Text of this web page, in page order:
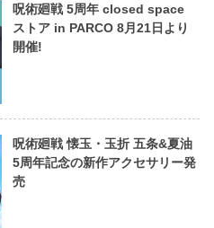
呪術廻戦 5周年 closed space
ストア in PARCO 8月21日より
開催!
呪術廻戦 懐玉・玉折 五条&夏油
5周年記念の新作アクセサリー発
売